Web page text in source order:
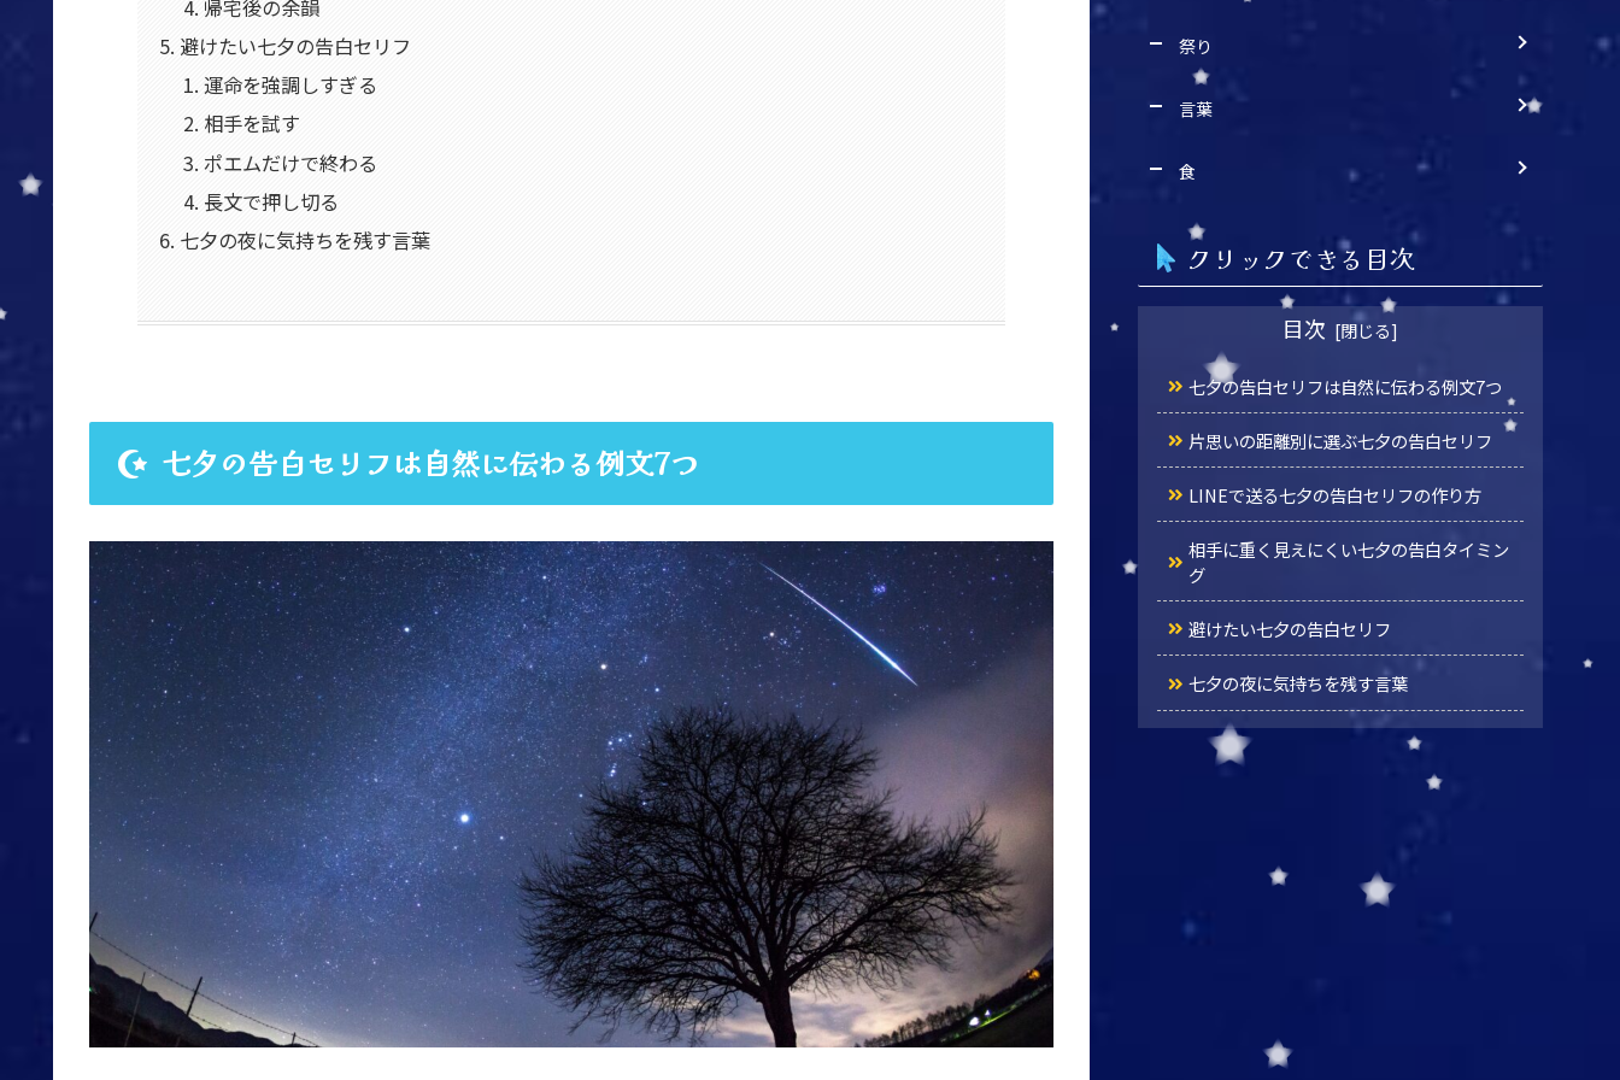
帰宅後の余韻
避けたい七夕の告白セリフ
運命を強調しすぎる
相手を試す
ポエムだけで終わる
長文で押し切る
七夕の夜に気持ちを残す言葉
七夕の告白セリフは自然に伝わる例文7つ
祭り
言葉
食
クリックできる目次
目次
七夕の告白セリフは自然に伝わる例文7つ
片思いの距離別に選ぶ七夕の告白セリフ
LINEで送る七夕の告白セリフの作り方
相手に重く見えにくい七夕の告白タイミン
グ
避けたい七夕の告白セリフ
七夕の夜に気持ちを残す言葉